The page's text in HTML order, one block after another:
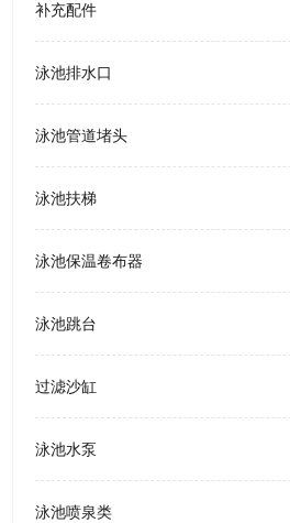
补充配件
泳池排水口
泳池管道堵头
泳池扶梯
泳池保温卷布器
泳池跳台
过滤沙缸
泳池水泵
泳池喷泉类